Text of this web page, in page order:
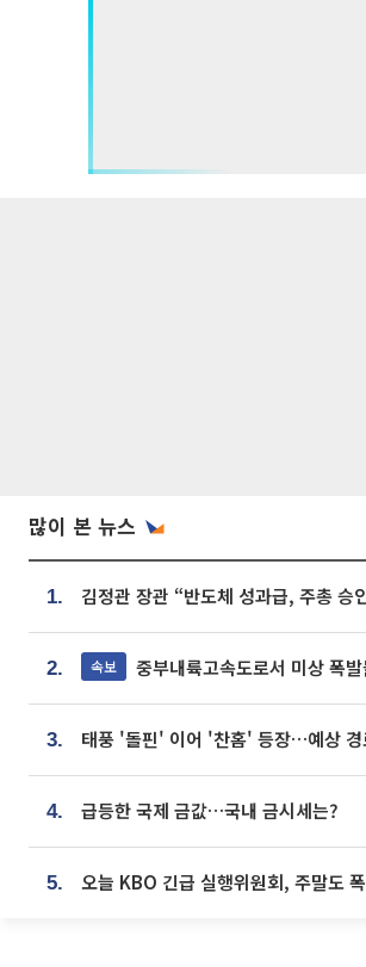
많이 본 뉴스
1.
2. 속보 중부내륙고속도로서 미상 폭
3.
4. 급등한 국제 금값…국내 금시세는?
5. 오늘 KBO 긴급 실행위원회, 주말도